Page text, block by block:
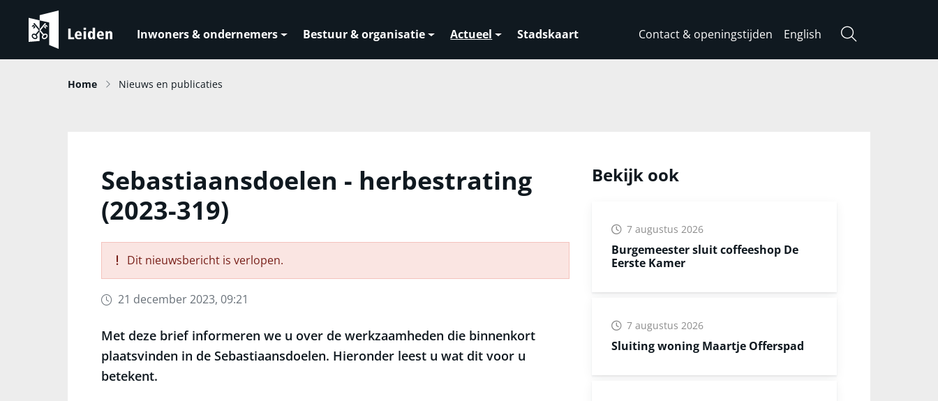
Inwoners & ondernemers Bestuur & organisatie Actueel Stadskaart Contact & openingstijden English Zoeken
Home Nieuws en publicaties
Sebastiaansdoelen - herbestrating
(2023-319)
Dit nieuwsbericht is verlopen.
21 december 2023, 09:21
Met deze brief informeren we u over de werkzaamheden die binnenkort
plaatsvinden in de Sebastiaansdoelen. Hieronder leest u wat dit voor u
betekent.
Bekijk ook
Burgemeester sluit coffeeshop De
Eerste Kamer
7 augustus 2026
Sluiting woning Maartje Offerspad
7 augustus 2026